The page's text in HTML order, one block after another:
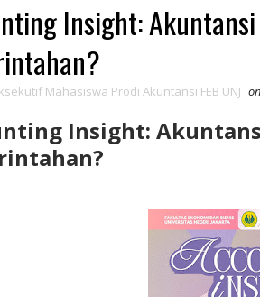
Insight:
Mahasiswa Prodi Akuntansi FEB UNJ on
Insight: